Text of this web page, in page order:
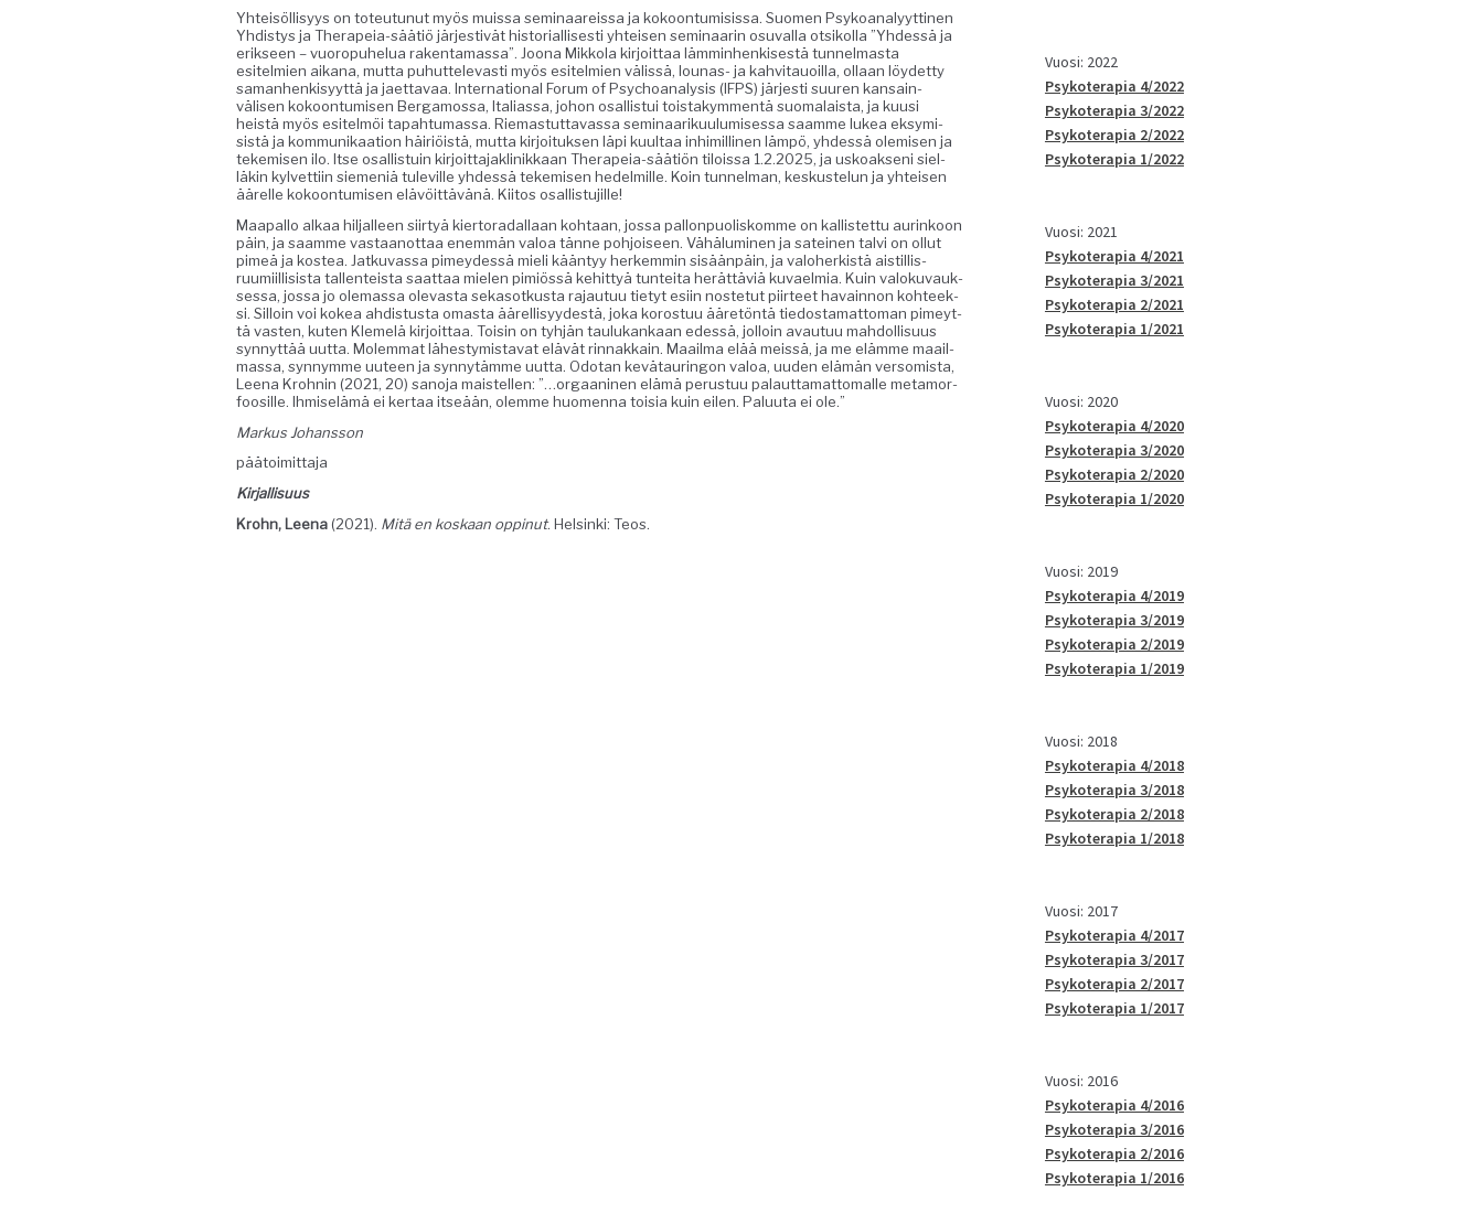
Yhteisöl­lisyys on toteu­tunut myös muis­sa sem­i­naareis­sa ja kokoon­tu­mi­sis­sa. Suomen Psyko­ana­lyyt­ti­nen
Yhdis­tys ja Ther­a­peia-säätiö jär­jes­tivät his­to­ri­al­lis­es­ti yhteisen sem­i­naarin osu­val­la otsikol­la ”Yhdessä ja
erik­seen – vuorop­uhelua rak­en­ta­mas­sa”. Joona Mikko­la kir­joit­taa läm­min­henkises­tä tun­nel­mas­ta
esitelmien aikana, mut­ta puhut­tel­ev­asti myös esitelmien välis­sä, lounas- ja kahvi­tauoil­la, ollaan löy­det­ty
saman­henkisyyt­tä ja jaet­tavaa. Inter­na­tion­al Forum of Psy­cho­analy­sis (IFPS) jär­jesti suuren kan­sain­
välisen kokoon­tu­misen Berg­amossa, Ital­ias­sa, johon osal­lis­tui tois­takym­men­tä suo­ma­laista, ja kuusi
heistä myös esitelmöi tapah­tu­mas­sa. Riemas­tut­tavas­sa sem­i­naariku­u­lu­mises­sa saamme lukea eksymi­
sistä ja kom­mu­nikaa­tion häir­iöistä, mut­ta kir­joituk­sen läpi kuul­taa inhimilli­nen läm­pö, yhdessä olemisen ja
tekemisen ilo. Itse osal­lis­tu­in kir­joit­ta­jak­linikkaan Ther­a­peia-säätiön tilois­sa 1.2.2025, ja uskoak­seni siel­
läkin kyl­vetti­in siemeniä tuleville yhdessä tekemisen hedelmille. Koin tun­nel­man, keskustelun ja yhteisen
äärelle kokoon­tu­misen elävöit­tävänä. Kiitos osallistujille!
Maa­pal­lo alkaa hil­jalleen siir­tyä kier­toradal­laan kohtaan, jos­sa pal­lon­puoliskomme on kallis­tet­tu aurinkoon
päin, ja saamme vas­taan­ot­taa enem­män val­oa tänne pohjoiseen. Vähä­lu­mi­nen ja sateinen talvi on ollut
pimeä ja kostea. Jatku­vas­sa pimey­dessä mieli kään­tyy herkem­min sisään­päin, ja val­o­herk­istä ais­til­lis-
ruumi­il­li­sista tal­len­teista saat­taa mie­len pim­iössä kehit­tyä tun­tei­ta herät­täviä kuvaelmia. Kuin val­oku­vauk­
ses­sa, jos­sa jo ole­mas­sa olev­as­ta seka­sotkus­ta rajau­tuu tietyt esi­in nos­te­tut piir­teet havain­non kohteek­
si. Sil­loin voi kokea ahdis­tus­ta omas­ta äärel­lisyy­destä, joka koros­tuu ääretön­tä tiedosta­mat­toman pimeyt­
tä vas­ten, kuten Klemelä kir­joit­taa. Toisin on tyhjän taulukankaan edessä, jol­loin avau­tuu mah­dol­lisu­us
syn­nyt­tää uut­ta. Molem­mat läh­estymis­ta­vat elävät rin­nakkain. Maail­ma elää meis­sä, ja me elämme maail­
mas­sa, syn­nymme uuteen ja syn­nytämme uut­ta. Odotan kevä­tau­ringon val­oa, uuden elämän ver­somista,
Leena Krohnin (2021, 20) sano­ja mais­tellen: ”…orgaa­ni­nen elämä perus­tuu palaut­ta­mat­toma­lle meta­mor­
foosille. Ihmiselämä ei ker­taa itseään, olemme huomen­na toisia kuin eilen. Palu­u­ta ei ole.”
Markus Johans­son
pää­toimit­ta­ja
Kir­jal­lisu­us
Krohn, Leena (2021). Mitä en koskaan oppin­ut. Helsin­ki: Teos.
Vuosi: 2022
Psykoterapia 4/2022
Psykoterapia 3/2022
Psykoterapia 2/2022
Psykoterapia 1/2022
Vuosi: 2021
Psykoterapia 4/2021
Psykoterapia 3/2021
Psykoterapia 2/2021
Psykoterapia 1/2021
Vuosi: 2020
Psykoterapia 4/2020
Psykoterapia 3/2020
Psykoterapia 2/2020
Psykoterapia 1/2020
Vuosi: 2019
Psykoterapia 4/2019
Psykoterapia 3/2019
Psykoterapia 2/2019
Psykoterapia 1/2019
Vuosi: 2018
Psykoterapia 4/2018
Psykoterapia 3/2018
Psykoterapia 2/2018
Psykoterapia 1/2018
Vuosi: 2017
Psykoterapia 4/2017
Psykoterapia 3/2017
Psykoterapia 2/2017
Psykoterapia 1/2017
Vuosi: 2016
Psykoterapia 4/2016
Psykoterapia 3/2016
Psykoterapia 2/2016
Psykoterapia 1/2016